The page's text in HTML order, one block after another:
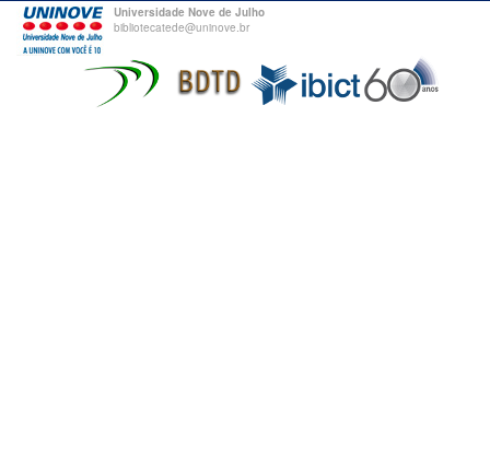
Universidade Nove de Julho
bibliotecatede@uninove.br